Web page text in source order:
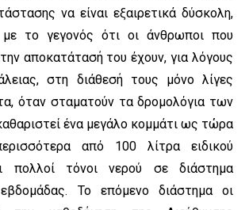
να είναι εξαιρετικά δύσκολη,
το γεγονός ότι οι άνθρωποι που
αποκατάτασή του έχουν, για λόγους
στη διάθεσή τους μόνο λίγες
όταν σταματούν τα δρομολόγια των
ένα μεγάλο κομμάτι ως τώρα
από 100 λίτρα ειδικού
πολλοί τόνοι νερού σε διάστημα
Το επόμενο διάστημα οι